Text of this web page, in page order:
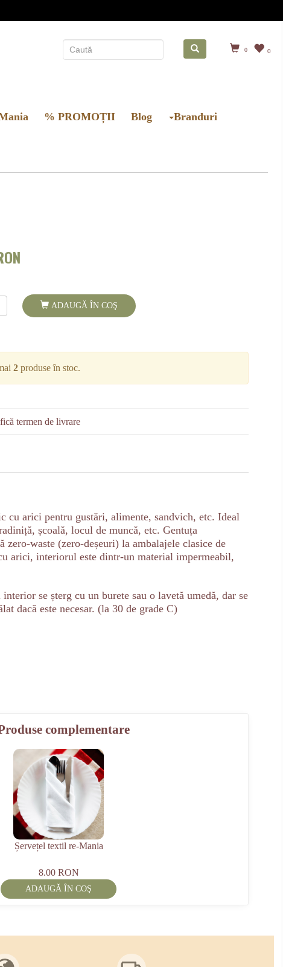
0
0
% PROMOȚII Blog Branduri
ADAUGĂ ÎN COŞ
2 produse în stoc.
termen de livrare
cu arici pentru gustări, alimente, sandvich, etc. Ideal
școală, locul de muncă, etc. Gentuța
zero-waste (zero-deșeuri) la ambalajele clasice de
arici, interiorul este dintr-un material impermeabil,
se șterg cu un burete sau o lavetă umedă, dar se
dacă este necesar. (la 30 de grade C)
complementare
Șervețel textil re-Mania
8.00 RON
ADAUGĂ ÎN COŞ